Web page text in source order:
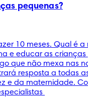
pequenas?
10 meses. Qual é
e educar as crianças
que não mexa nas
resposta a todas
e da maternidade.